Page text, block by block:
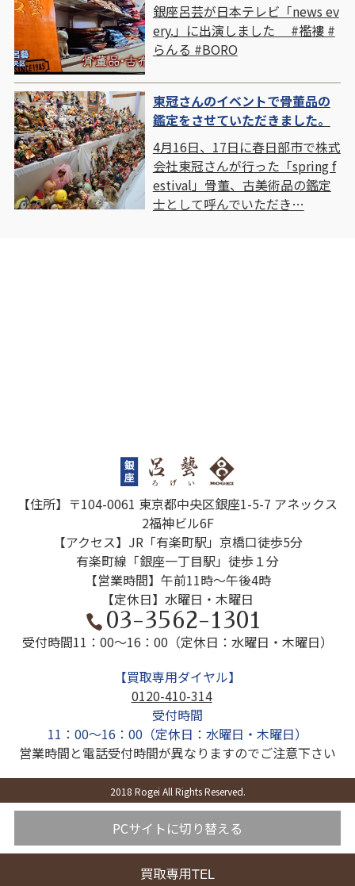
銀座呂芸が日本テレビ「news ev
ery.」に出演しました #襤褸 #
らんる #BORO
東冠さんのイベントで骨董品の
鑑定をさせていただきました。
4月16日、17日に春日部市で株式
会社東冠さんが行った「spring f
estival」骨董、古美術品の鑑定
士として呼んでいただき…
【住所】〒104-0061 東京都中央区銀座1-5-7 アネックス
2福神ビル6F
【アクセス】JR「有楽町駅」京橋口徒歩5分
有楽町線「銀座一丁目駅」徒歩１分
【営業時間】午前11時～午後4時
【定休日】水曜日・木曜日
03-3562-1301
受付時間11：00～16：00（定休日：水曜日・木曜日）
【買取専用ダイヤル】
0120-410-314
受付時間
11：00～16：00（定休日：水曜日・木曜日）
営業時間と電話受付時間が異なりますのでご注意下さい
2018 Rogei All Rights Reserved.
PCサイトに切り替える